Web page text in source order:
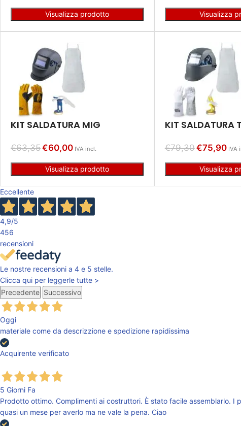
Visualizza prodotto Visualizza
KIT SALDATURA MIG
€63,35€60,00 IVA incl.
Visualizza prodotto
KIT SALDATURA
€79,30€75,90 IVA
Visualizza
Eccellente
4,9/5
456
recensioni
Le nostre recensioni a 4 e 5 stelle.
Clicca qui per leggerle tutte >
Precedente Successivo
Oggi
materiale come da descrizzione e spedizione rapidissima
Acquirente verificato
5 Giorni Fa
Prodotto ottimo. Complimenti ai costruttori. È stato facile assemblarlo.
quasi un mese per averlo ma ne vale la pena. Ciao